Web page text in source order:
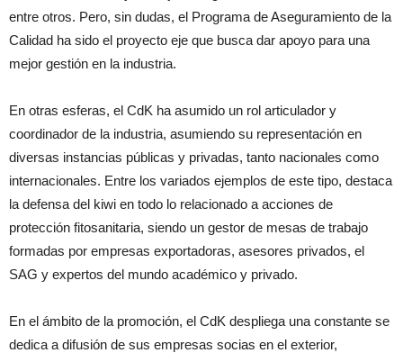
entre otros. Pero, sin dudas, el Programa de Aseguramiento de la
Calidad ha sido el proyecto eje que busca dar apoyo para una
mejor gestión en la industria.
En otras esferas, el CdK ha asumido un rol articulador y
coordinador de la industria, asumiendo su representación en
diversas instancias públicas y privadas, tanto nacionales como
internacionales. Entre los variados ejemplos de este tipo, destaca
la defensa del kiwi en todo lo relacionado a acciones de
protección fitosanitaria, siendo un gestor de mesas de trabajo
formadas por empresas exportadoras, asesores privados, el
SAG y expertos del mundo académico y privado.
En el ámbito de la promoción, el CdK despliega una constante se
dedica a difusión de sus empresas socias en el exterior,